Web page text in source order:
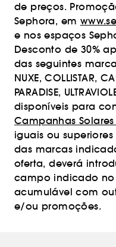
de preços.
Sephora, em
e nos espaços
Desconto de 30%
das seguintes
NUXE, COLLISTAR,
PARADISE,
disponíveis para
Campanhas Solares
iguais ou
das marcas
oferta, deverá
campo indicado no
acumulável com
e/ou promoções.